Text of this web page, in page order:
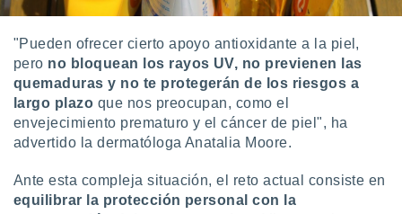
"Pueden ofrecer cierto apoyo antioxidante a la piel,
pero no bloquean los rayos UV, no previenen las
quemaduras y no te protegerán de los riesgos a
largo plazo que nos preocupan, como el
envejecimiento prematuro y el cáncer de piel", ha
advertido la dermatóloga Anatalia Moore.
Ante esta compleja situación, el reto actual consiste en
equilibrar la protección personal con la